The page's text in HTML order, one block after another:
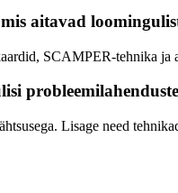
aitavad
SCAMPER-tehnika
Lisage need